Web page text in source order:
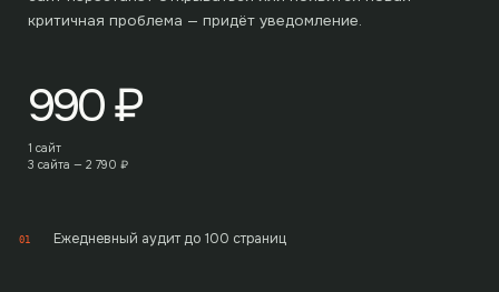
критичная проблема — придёт уведомление.
990₽
1 сайт
3 сайта — 2 790 ₽
01 Ежедневный аудит до 100 страниц